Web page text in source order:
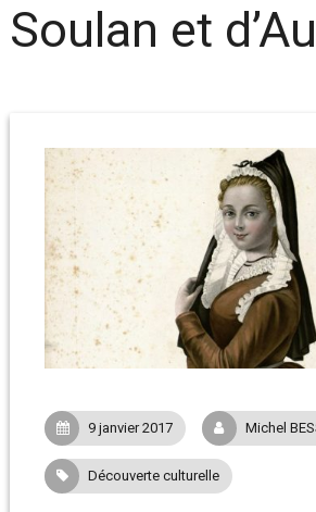
Soulan et
9 janvier 2017 Michel
Découverte culturelle